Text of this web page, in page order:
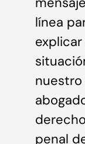
línea
explicar
nuestro
derecho
penal